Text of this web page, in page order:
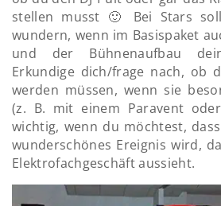
stellen musst 🙂 Bei Stars
wundern, wenn im Basispaket
und der Bühnenaufbau
Erkundige dich/frage nach, ob
werden müssen, wenn sie
(z. B. mit einem Paravent
wichtig, wenn du möchtest,
wunderschönes Ereignis wird,
Elektrofachgeschäft aussieht.